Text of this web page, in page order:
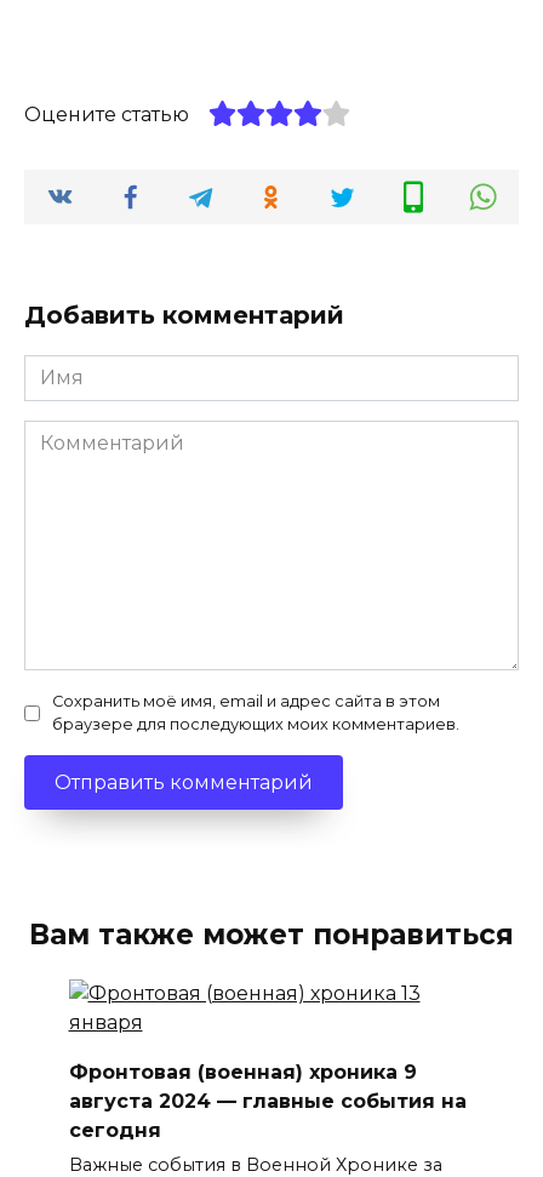
Оцените статью
Добавить комментарий
Имя
*
Комментарий
Сохранить моё имя, email и адрес сайта в этом
браузере для последующих моих комментариев.
Вам также может понравиться
Фронтовая (военная) хроника 9
августа 2024 — главные события на
сегодня
Важные события в Военной Хронике за